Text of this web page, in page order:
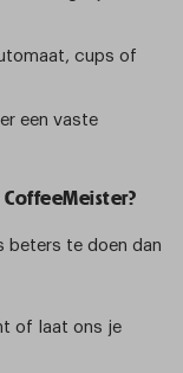
cups of
een vaste
te doen dan
of laat ons je